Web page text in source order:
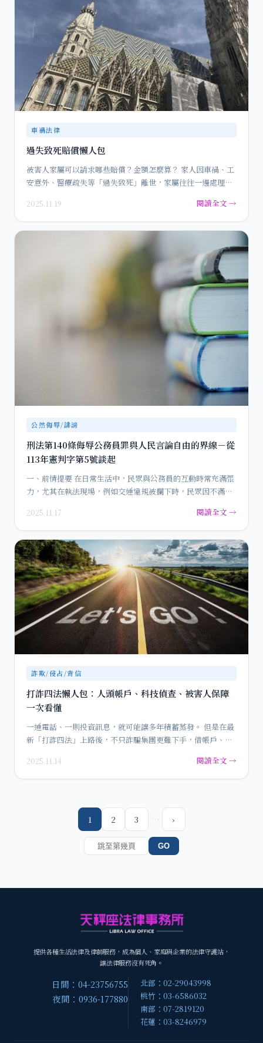
車禍法律
過失致死賠償懶人包
被害人家屬可以請求哪些賠償？金額怎麼算？ 家人因車禍、工
安意外、醫療疏失等「過失致死」離世，家屬往往一邊處理後
2025.11.19 閱讀全文 →
公然侮辱/誹謗
刑法第140條侮辱公務員罪與人民言論自由的界線－從
113年憲判字第5號談起
一、前情提要 在日常生活中，民眾與公務員的互動時常充滿張
力，尤其在執法現場，例如交通違規被攔下時，民眾因不滿而
2025.11.17 閱讀全文 →
詐欺/侵占/背信
打詐四法懶人包：人頭帳戶、科技偵查、被害人保障
一次看懂
一通電話、一則投資訊息，就可能讓多年積蓄蒸發。 但是在最
新「打詐四法」上路後，不只詐騙集團更難下手，借帳戶、幫
2025.11.14 閱讀全文 →
1 2 3 … ›
GO
提供各種生活法律及律師服務，成為個人、家庭與企業的法律守護站，
讓法律服務沒有死角。
日間：04-23756755
夜間：0936-177880
北部：02-29043998
桃竹：03-6586032
南部：07-2819120
花蓮：03-8246979